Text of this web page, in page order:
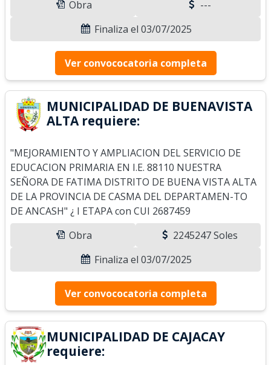
Obra
---
Finaliza el 03/07/2025
Ver convococatoria completa
MUNICIPALIDAD DE BUENAVISTA
ALTA requiere:
"MEJORAMIENTO Y AMPLIACION DEL SERVICIO DE
EDUCACION PRIMARIA EN I.E. 88110 NUESTRA
SEÑORA DE FATIMA DISTRITO DE BUENA VISTA ALTA
DE LA PROVINCIA DE CASMA DEL DEPARTAMEN-TO
DE ANCASH" ¿ I ETAPA con CUI 2687459
Obra
2245247 Soles
Finaliza el 03/07/2025
Ver convococatoria completa
MUNICIPALIDAD DE CAJACAY
requiere: